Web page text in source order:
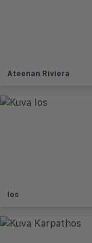
Ateenan Riviera
Ios